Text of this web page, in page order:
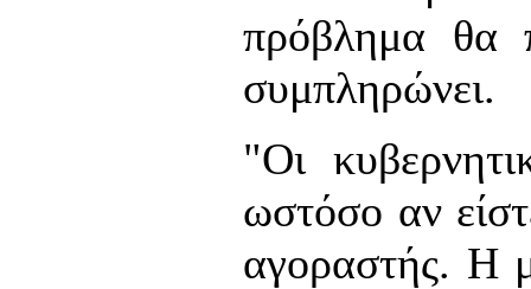
πρόβλημα θα
συμπληρώνει.
"Οι
ωστόσο αν
αγοραστής. Η